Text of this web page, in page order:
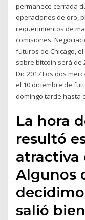
permanece cerrada
operaciones de oro,
requerimientos de
comisiones.
futuros de Chicago,
sobre bitcoin será de
Dic 2017 Los dos
el 10 diciembre de
domingo tarde hasta
La hora
resultó
atractiva
Algunos
salió